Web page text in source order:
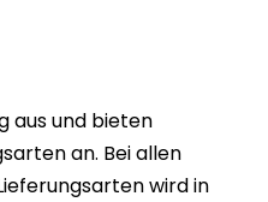
aus und bieten
an. Bei allen
wird in